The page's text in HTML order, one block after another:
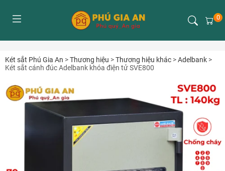
0
Két sắt Phú Gia An >Thương hiệu >Thương hiệu khác >Adelbank >
Két sắt cánh đúc Adelbank khóa điện tử SVE800